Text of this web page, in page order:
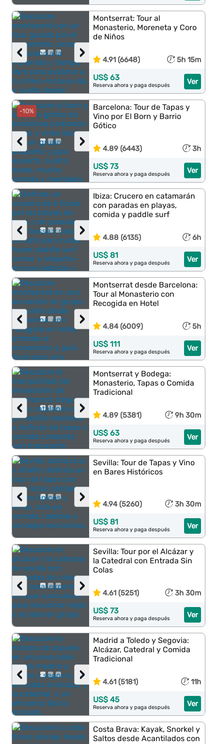
›
‹
Montserrat: Tour al
Monasterio, Moreneta y Coro
de Niños
4.91 (6648) 5h 15m
Ver
US$ 63
Reserva ahora y paga después
-10%
›
‹
Barcelona: Tour de Tapas y
Vino por El Born y Barrio
Gótico
4.89 (6443) 3h
Ver
US$ 73
Reserva ahora y paga después
›
‹
Ibiza: Crucero en catamarán
con paradas en playas,
comida y paddle surf
4.88 (6135) 6h
Ver
US$ 81
Reserva ahora y paga después
›
‹
Montserrat desde Barcelona:
Tour al Monasterio con
Recogida en Hotel
4.84 (6009) 5h
Ver
US$ 111
Reserva ahora y paga después
›
‹
Montserrat y Bodega:
Monasterio, Tapas o Comida
Tradicional
4.89 (5381) 9h 30m
Ver
US$ 63
Reserva ahora y paga después
›
‹
Sevilla: Tour de Tapas y Vino
en Bares Históricos
4.94 (5260) 3h 30m
Ver
US$ 81
Reserva ahora y paga después
›
‹
Sevilla: Tour por el Alcázar y
la Catedral con Entrada Sin
Colas
4.61 (5251) 3h 30m
Ver
US$ 73
Reserva ahora y paga después
›
‹
Madrid a Toledo y Segovia:
Alcázar, Catedral y Comida
Tradicional
4.61 (5181) 11h
Ver
US$ 45
Reserva ahora y paga después
Costa Brava: Kayak, Snorkel y
Saltos desde Acantilados con